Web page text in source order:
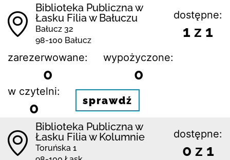
Biblioteka Publiczna w
Łasku Filia w Bałuczu
Bałucz 32
98-100 Bałucz
dostępne:
1 z 1
zarezerwowane:
0
wypożyczone:
0
w czytelni:
0 sprawdź
Biblioteka Publiczna w
Łasku Filia w Kolumnie
Toruńska 1
dostępne:
0 z 1